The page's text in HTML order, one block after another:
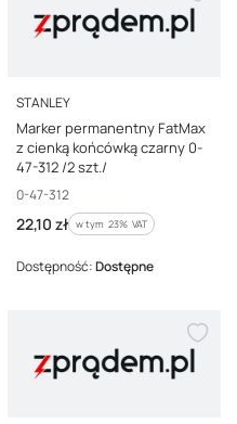
PRODUCENT
STANLEY
Marker permanentny FatMax
z cienką końcówką czarny 0-
47-312 /2 szt./
Kod producenta
0-47-312
Cena brutto
22,10 zł w tym %s VAT
w tym 23% VAT
Dostępność:Dostępne